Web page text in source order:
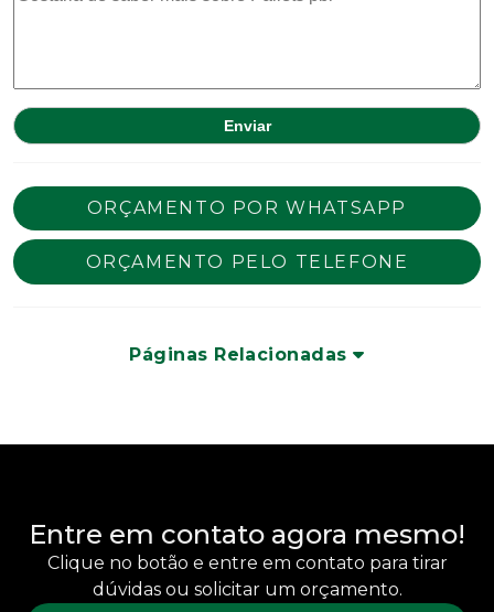
ORÇAMENTO POR WHATSAPP
ORÇAMENTO PELO TELEFONE
Páginas Relacionadas
Entre em contato agora mesmo!
Clique no botão e entre em contato para tirar
dúvidas ou solicitar um orçamento.